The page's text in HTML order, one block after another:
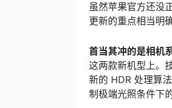
虽然苹果官方还没
更新的重点相当明
首当其冲的是相机
这两款新机型上。
新的 HDR 处理算
制极端光照条件下